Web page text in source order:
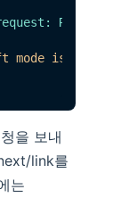
Request
mode is
을 보내
link를
는